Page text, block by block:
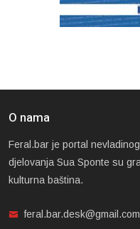
O nama
Feral.bar je portal
djelovanja Sua Sponte su
kulturna baština.
feral.bar.desk@gmail.com